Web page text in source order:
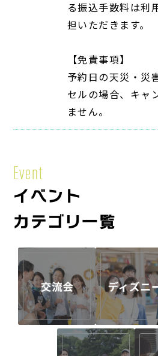
る振込手数料は利
担いただきます。
【免責事項】
予約日の天災・災
セルの場合、キャ
ません。
Event
イベント
カテゴリ一覧